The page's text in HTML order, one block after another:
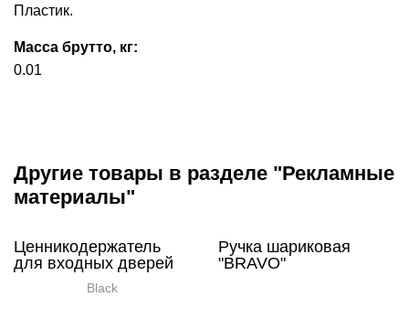
Пластик.
Масса брутто, кг:
0.01
Другие товары в разделе "Рекламные
материалы"
Ценникодержатель
для входных дверей
Black
Ручка шариковая
"BRAVO"